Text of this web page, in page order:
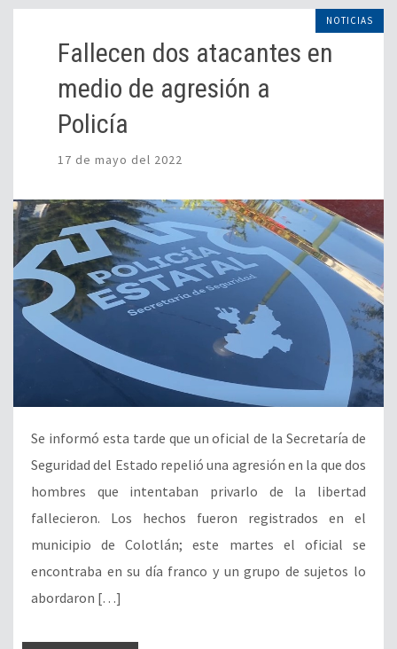
NOTICIAS
Fallecen dos atacantes en
medio de agresión a
Policía
17 de mayo del 2022
Se informó esta tarde que un oficial de la Secretaría de
Seguridad del Estado repelió una agresión en la que dos
hombres que intentaban privarlo de la libertad
fallecieron. Los hechos fueron registrados en el
municipio de Colotlán; este martes el oficial se
encontraba en su día franco y un grupo de sujetos lo
abordaron […]